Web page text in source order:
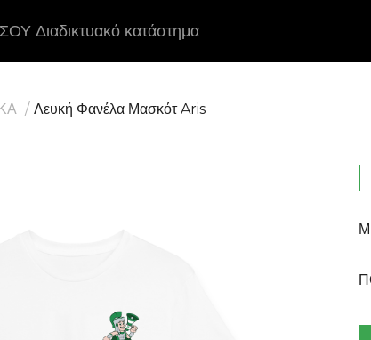
Διαδικτυακό κατάστημα
Λευκή Φανέλα Μασκότ Aris